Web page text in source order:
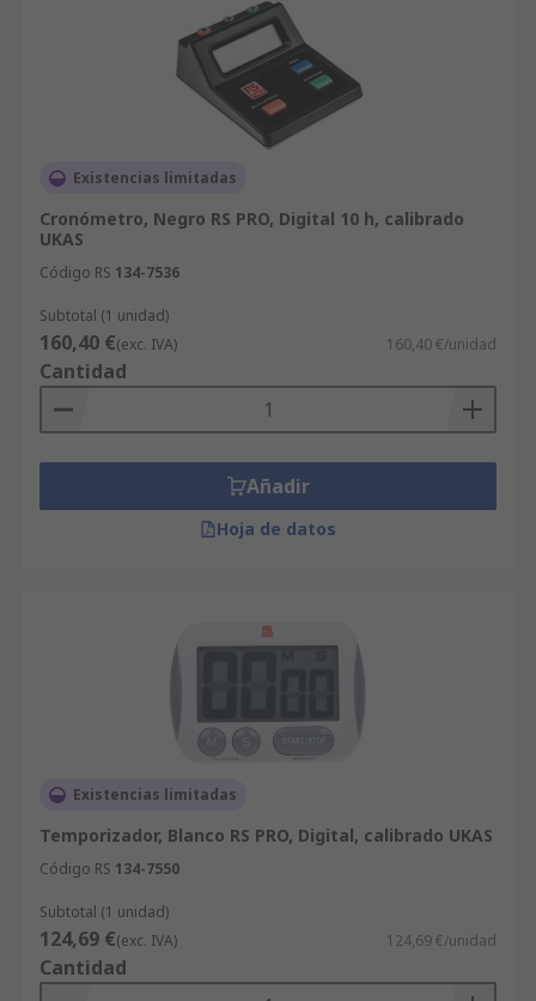
Existencias limitadas
Cronómetro, Negro RS PRO, Digital 10 h, calibrado
UKAS
Código RS 134-7536
Subtotal (1 unidad)
160,40 €(exc. IVA) 160,40 €/unidad
Cantidad
Añadir
Hoja de datos
Existencias limitadas
Temporizador, Blanco RS PRO, Digital, calibrado UKAS
Código RS 134-7550
Subtotal (1 unidad)
124,69 €(exc. IVA) 124,69 €/unidad
Cantidad